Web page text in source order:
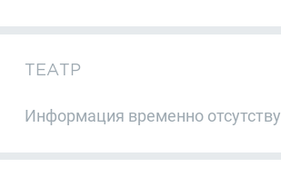
ТЕАТР
Информация временно